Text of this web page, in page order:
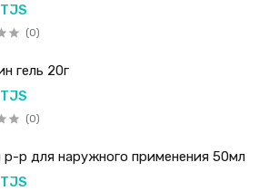
(0)
гель 20г
(0)
р для наружного применения 50мл